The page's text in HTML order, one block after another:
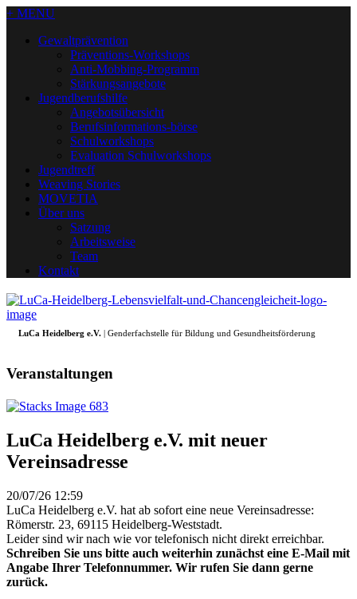
+ MENU
Gewaltprävention
Präventions-Workshops
Anti-Mobbing-Programm
Stärkungsangebote
Jugendberufshilfe
Angebotsübersicht
Berufsinformations-börse
Schulworkshops
Evaluation Schulworkshops
Jugendtreff
Weaving Stories
MOVETIA
Über uns
Satzung
Arbeitsweise
Team
Kontakt
LuCa Heidelberg e.V. | Genderfachstelle für Bildung und Gesundheitsförderung
Veranstaltungen
LuCa Heidelberg e.V. mit neuer
Vereinsadresse
20/07/26 12:59
LuCa Heidelberg e.V. hat ab sofort eine neue Vereinsadresse:
Römerstr. 23, 69115 Heidelberg-Weststadt.
Leider sind wir nach wie vor telefonisch nicht direkt erreichbar.
Schreiben Sie uns bitte auch weiterhin zunächst eine E-Mail mit
Angabe Ihrer Telefonnummer. Wir rufen Sie dann gerne
zurück.